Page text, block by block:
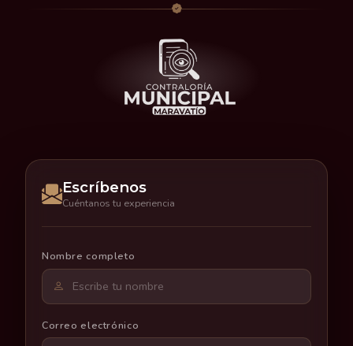
Escríbenos
Cuéntanos tu experiencia
Nombre completo
Correo electrónico